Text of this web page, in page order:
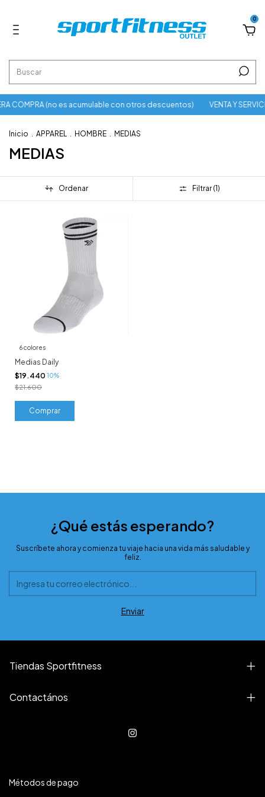
0
COMPRA (no es acumulable con otros descuentos) VENTA Y
Inicio APPAREL HOMBRE MEDIAS
MEDIAS
Ordenar Filtrar (1)
6 colores
Medias Daily
$19.440 10%
$21.600
Comprar
¿Qué estás esperando?
Suscríbete ahora y comienza tu viaje hacia una vida más saludable y
feliz.
Tiendas Sportfitness
Contactános
Métodos de pago